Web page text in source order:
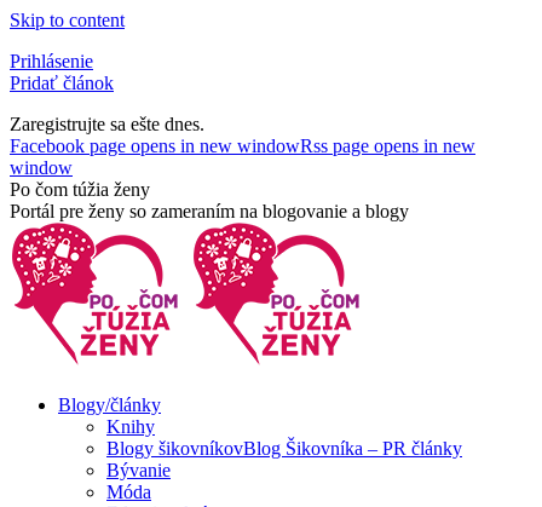
Skip to content
Prihlásenie
Pridať článok
Zaregistrujte sa ešte dnes.
Facebook page opens in new windowRss page opens in new
window
Po čom túžia ženy
Portál pre ženy so zameraním na blogovanie a blogy
Blogy/články
Knihy
Blogy šikovníkovBlog Šikovníka – PR články
Bývanie
Móda